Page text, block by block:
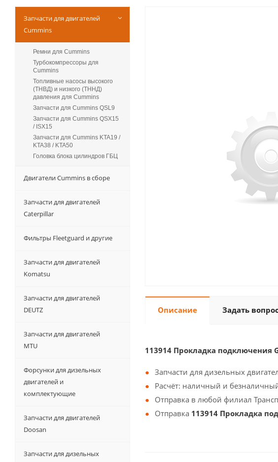
Описание Задать вопрос
113914 Прокладка подключения
Запчасти для дизельных
Расчёт: наличный и
Отправка в любой филиал
Отправка 113914 Прокладка
Запчасти для двигателей
Cummins
Ремни для Cummins
Турбокомпрессоры для
Сummins
Топливные насосы высокого
(ТНВД) и низкого (ТННД)
давления для Cummins
Запчасти для Cummins QSL9
Запчасти для Cummins QSX15
/ ISX15
Запчасти для Cummins KTA19 /
KTA38 / KTA50
Головка блока цилиндров ГБЦ
Двигатели Cummins в сборе
Запчасти для двигателей
Caterpillar
Фильтры Fleetguard и другие
Запчасти для двигателей
Komatsu
Запчасти для двигателей
DEUTZ
Запчасти для двигателей
MTU
Форсунки для дизельных
двигателей и
комплектующие
Запчасти для двигателей
Doosan
Запчасти для дизельных